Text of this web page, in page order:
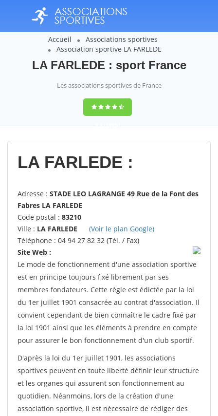
Accueil
Associations sportives
Association sportive LA FARLEDE
LA FARLEDE : sport France
Les associations sportives de France
9,4(100%)
14358votes
LA FARLEDE :
Adresse : STADE LEO LAGRANGE 49 Rue de la Font des
Fabres LA FARLEDE
Code postal : 83210
Ville : LA FARLEDE
(Voir le plan Google)
Téléphone : 04 94 27 82 32 (Tél. / Fax)
Site Web :
Le mode de fonctionnement d'une association sportive
est en principe toujours fixé librement par ses
membres fondateurs. Cette règle est édictée par la loi
du 1er juillet 1901 consacrée au contrat d'association. Il
convient cependant de bien connaître le cadre fixé par
la loi 1901 ainsi que les éléments à prendre en compte
pour assurer le bon fonctionnement d'un club sportif.
D'après la loi du 1er juillet 1901, les associations
sportives peuvent en toute liberté définir leur structure
et les organes qui assurent son fonctionnement au
quotidien. Néanmoins, lors de la création d'une
association sportive, il est nécessaire de rédiger des